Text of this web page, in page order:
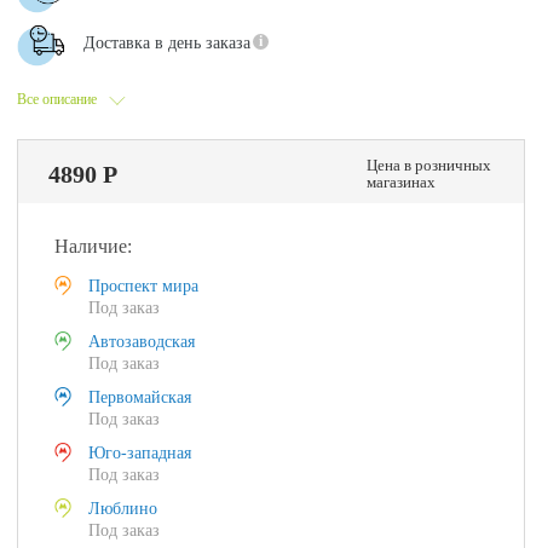
Все описание
Доставка в день заказа
4890 Р
Цена в розничных
магазинах
Наличие:
Проспект мира
Под заказ
Автозаводская
Под заказ
Первомайская
Под заказ
Юго-западная
Под заказ
Люблино
Под заказ